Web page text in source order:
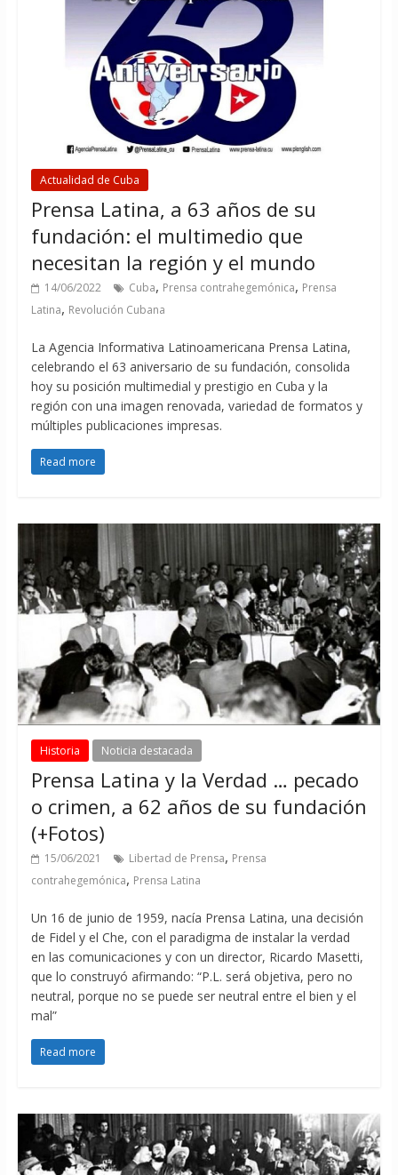
Actualidad de Cuba
Prensa Latina, a 63 años de su
fundación: el multimedio que
necesitan la región y el mundo
14/06/2022 Cuba, Prensa contrahegemónica, Prensa
Latina, Revolución Cubana
La Agencia Informativa Latinoamericana Prensa Latina,
celebrando el 63 aniversario de su fundación, consolida
hoy su posición multimedial y prestigio en Cuba y la
región con una imagen renovada, variedad de formatos y
múltiples publicaciones impresas.
Read more
Historia Noticia destacada
Prensa Latina y la Verdad … pecado
o crimen, a 62 años de su fundación
(+Fotos)
15/06/2021 Libertad de Prensa, Prensa
contrahegemónica, Prensa Latina
Un 16 de junio de 1959, nacía Prensa Latina, una decisión
de Fidel y el Che, con el paradigma de instalar la verdad
en las comunicaciones y con un director, Ricardo Masetti,
que lo construyó afirmando: “P.L. será objetiva, pero no
neutral, porque no se puede ser neutral entre el bien y el
mal”
Read more